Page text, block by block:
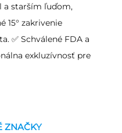
a starším ľuďom,
15° zakrivenie
✅ Schválené FDA a
exkluzívnosť pre
ZNAČKY